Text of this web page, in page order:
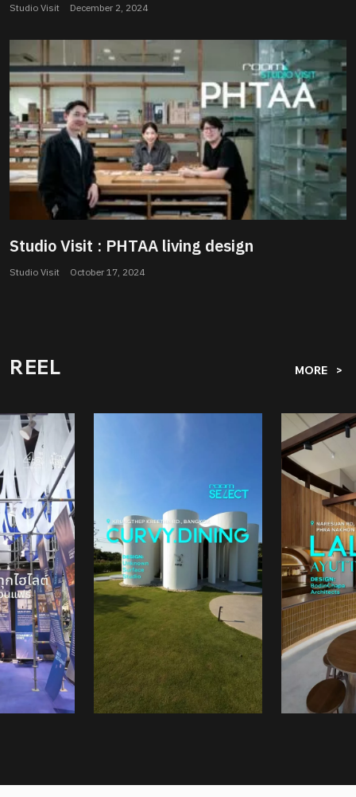
Studio Visit December 2, 2024
Studio Visit : PHTAA living design
Studio Visit October 17, 2024
REEL MORE